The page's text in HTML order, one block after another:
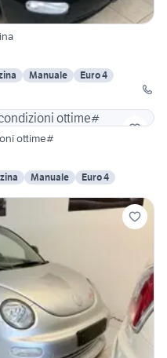
Manuale
Euro 4
#condizioni ottime#
Manuale Euro 4